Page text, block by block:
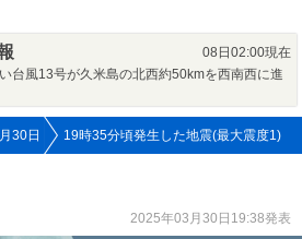
08日02:00現在
台風13号が久米島の北西約50kmを西南西に進
30日 19時35分頃発生した地震(最大震度1)
2025年03月30日19:38発表